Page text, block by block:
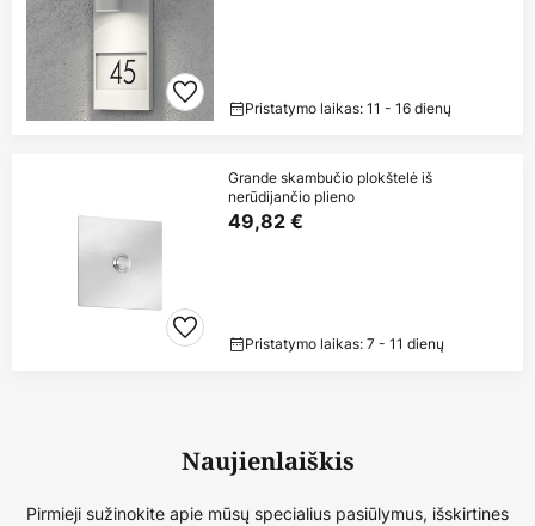
Pristatymo laikas: 11 - 16 dienų
Grande skambučio plokštelė iš
nerūdijančio plieno
49,82 €
Pristatymo laikas: 7 - 11 dienų
Naujienlaiškis
Pirmieji sužinokite apie mūsų specialius pasiūlymus, išskirtines